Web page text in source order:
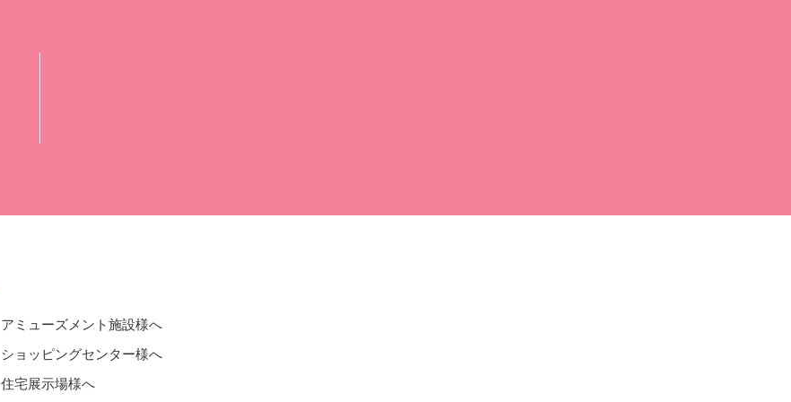
アミューズメント施設様へ
ショッピングセンター様へ
住宅展示場様へ